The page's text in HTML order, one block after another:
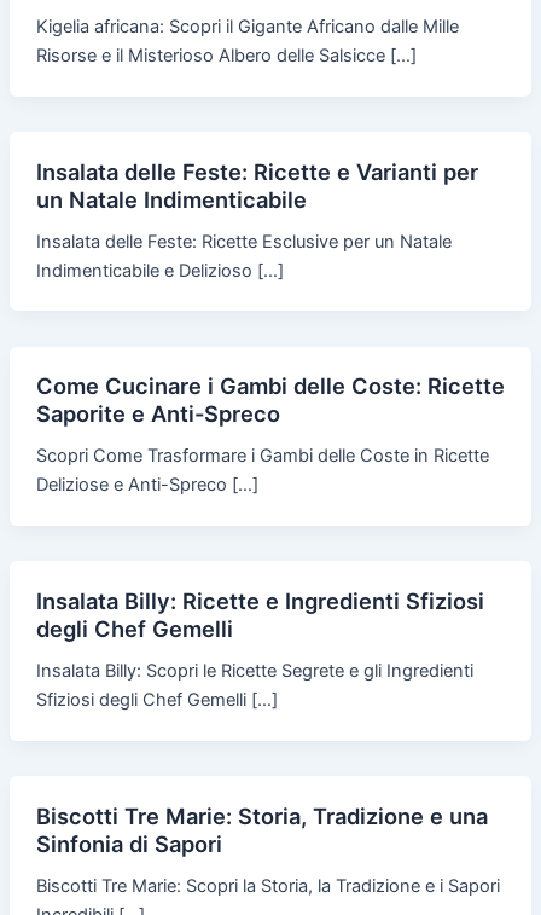
Kigelia africana: Scopri il Gigante Africano dalle Mille
Risorse e il Misterioso Albero delle Salsicce […]
Insalata delle Feste: Ricette e Varianti per
un Natale Indimenticabile
Insalata delle Feste: Ricette Esclusive per un Natale
Indimenticabile e Delizioso […]
Come Cucinare i Gambi delle Coste: Ricette
Saporite e Anti-Spreco
Scopri Come Trasformare i Gambi delle Coste in Ricette
Deliziose e Anti-Spreco […]
Insalata Billy: Ricette e Ingredienti Sfiziosi
degli Chef Gemelli
Insalata Billy: Scopri le Ricette Segrete e gli Ingredienti
Sfiziosi degli Chef Gemelli […]
Biscotti Tre Marie: Storia, Tradizione e una
Sinfonia di Sapori
Biscotti Tre Marie: Scopri la Storia, la Tradizione e i Sapori